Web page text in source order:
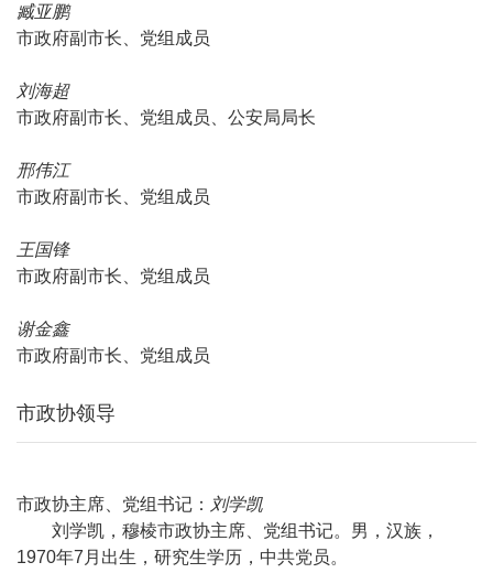
臧亚鹏
市政府副市长、党组成员
刘海超
市政府副市长、党组成员、公安局局长
邢伟江
市政府副市长、党组成员
王国锋
市政府副市长、党组成员
谢金鑫
市政府副市长、党组成员
市政协领导
市政协主席、党组书记： 刘学凯
刘学凯，穆棱市政协主席、党组书记。男，汉族，
1970年7月出生，研究生学历，中共党员。